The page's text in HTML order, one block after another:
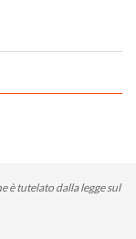
è tutelato dalla legge sul